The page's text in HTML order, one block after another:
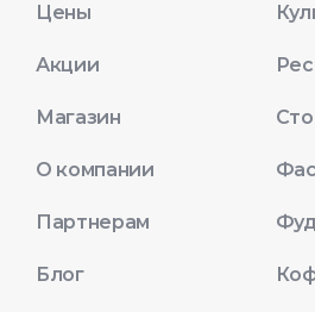
Цены
Акции
Магазин
О компании
Партнерам
Блог